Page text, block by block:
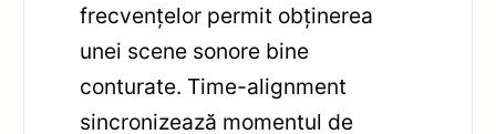
frecvențelor permit obținerea
unei scene sonore bine
conturate. Time-alignment
sincronizează momentul de